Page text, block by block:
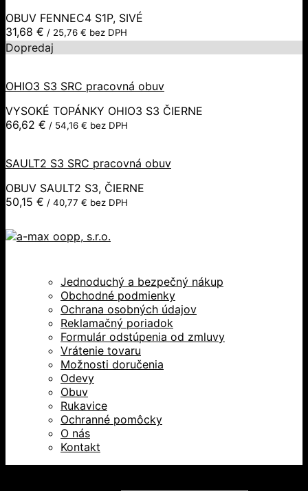
OBUV FENNEC4 S1P, SIVÉ
31,68 € / 25,76 € bez DPH
Dopredaj
OHIO3 S3 SRC pracovná obuv
VYSOKÉ TOPÁNKY OHIO3 S3 ČIERNE
66,62 € / 54,16 € bez DPH
SAULT2 S3 SRC pracovná obuv
OBUV SAULT2 S3, ČIERNE
50,15 € / 40,77 € bez DPH
Jednoduchý a bezpečný nákup
Obchodné podmienky
Ochrana osobných údajov
Reklamačný poriadok
Formulár odstúpenia od zmluvy
Vrátenie tovaru
Možnosti doručenia
Odevy
Obuv
Rukavice
Ochranné pomôcky
O nás
Kontakt